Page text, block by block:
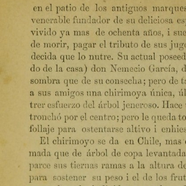
Itinerario del ferrocarril de
Valparaíso a Santiago
espresamente grabado en Paris en
madera para esta obra
Dedicatoria
En la Estación de Valparaíso
El banquete de inauguración i el
motín de Oyarce
Viña del Mar
Bosquejo histórico
El Salto